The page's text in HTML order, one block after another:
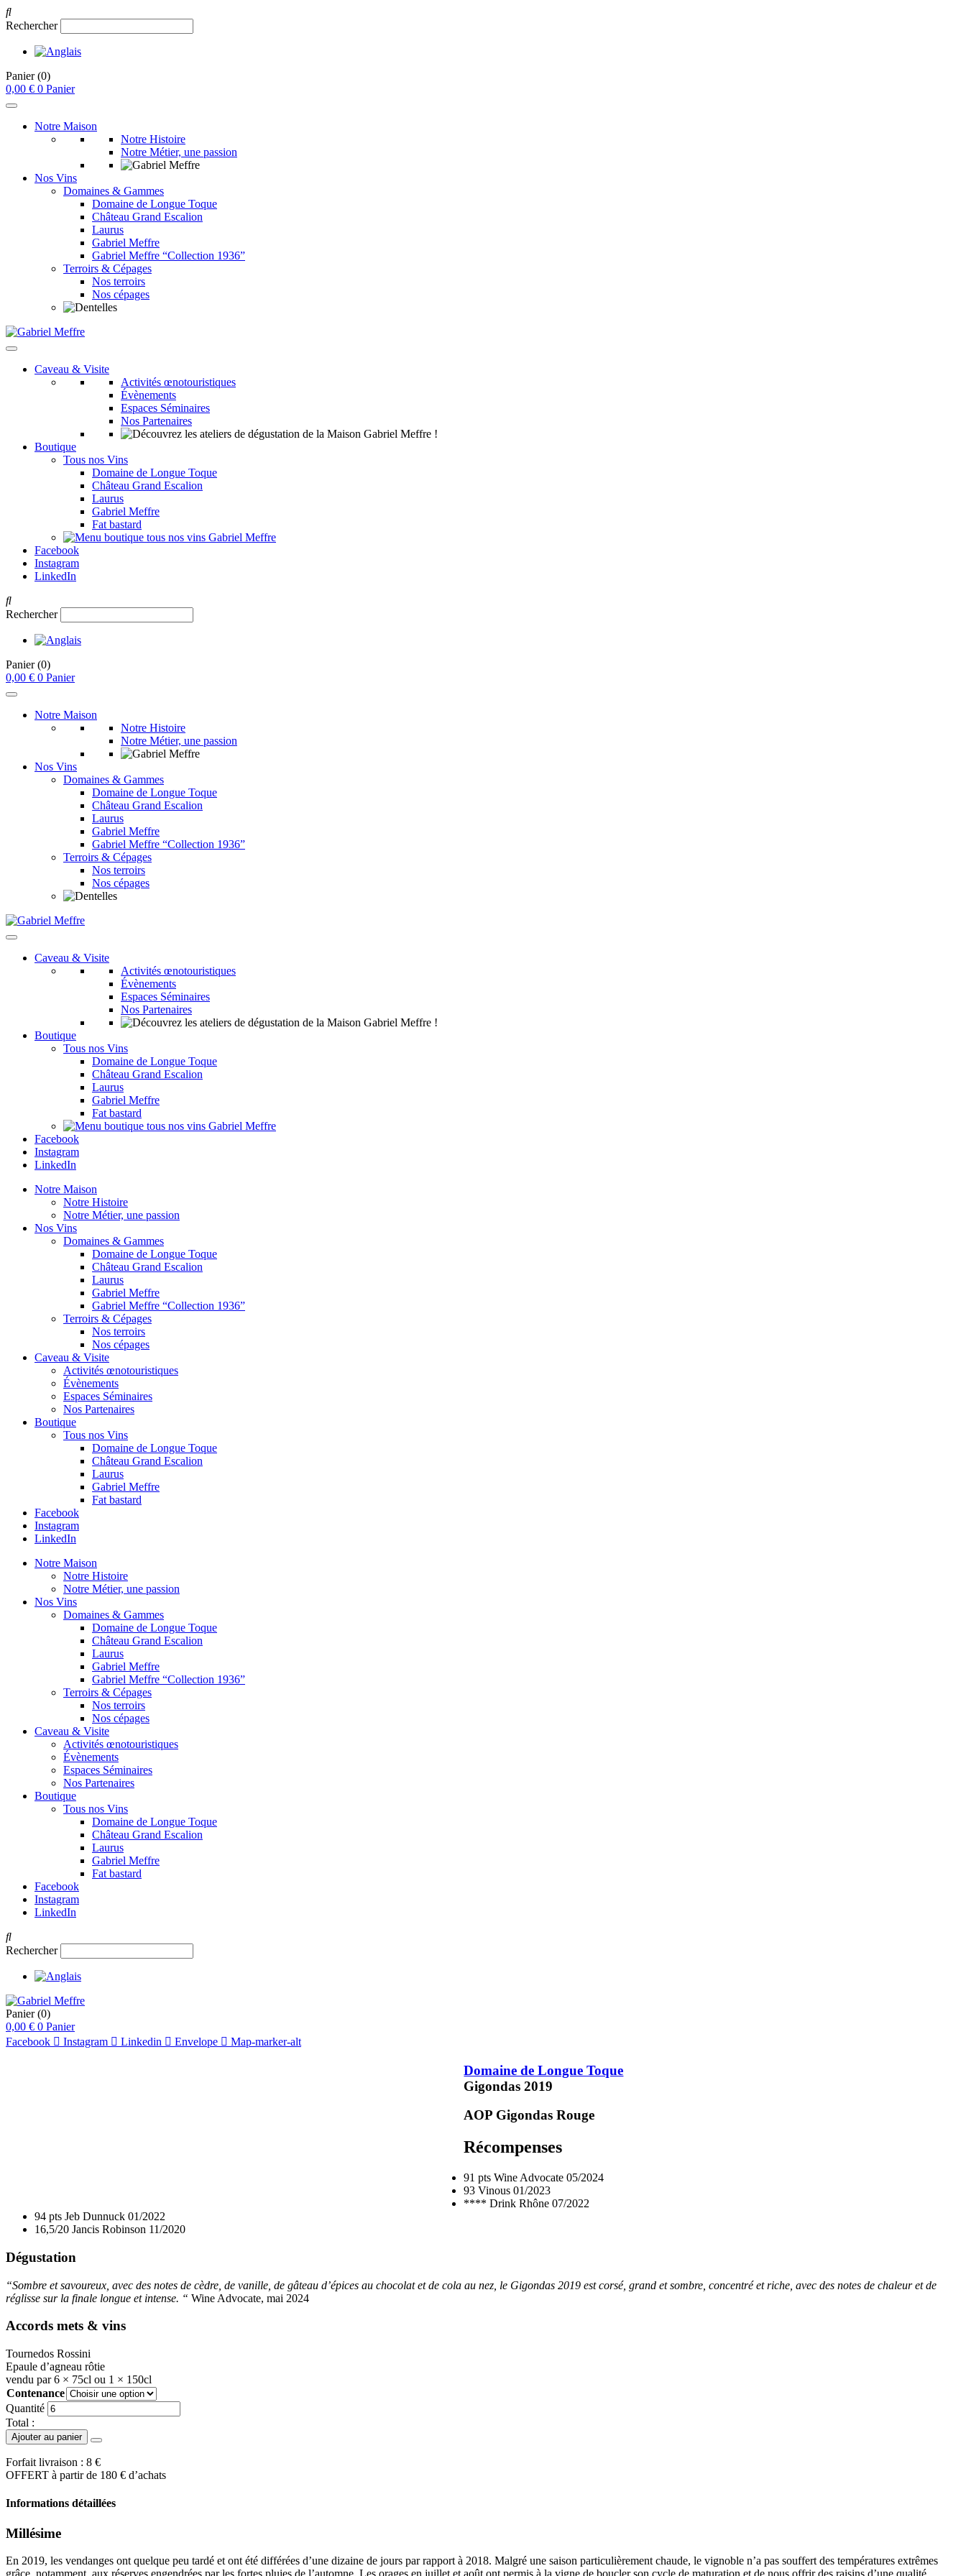
Rechercher
Panier (0)
0,00 € 0 Panier
Notre Maison
Notre Histoire
Notre Métier, une passion
Nos Vins
Domaines & Gammes
Domaine de Longue Toque
Château Grand Escalion
Laurus
Gabriel Meffre
Gabriel Meffre “Collection 1936”
Terroirs & Cépages
Nos terroirs
Nos cépages
Caveau & Visite
Activités œnotouristiques
Évènements
Espaces Séminaires
Nos Partenaires
Boutique
Tous nos Vins
Domaine de Longue Toque
Château Grand Escalion
Laurus
Gabriel Meffre
Fat bastard
Facebook
Instagram
LinkedIn
Rechercher
Panier (0)
0,00 € 0 Panier
Notre Maison
Notre Histoire
Notre Métier, une passion
Nos Vins
Domaines & Gammes
Domaine de Longue Toque
Château Grand Escalion
Laurus
Gabriel Meffre
Gabriel Meffre “Collection 1936”
Terroirs & Cépages
Nos terroirs
Nos cépages
Caveau & Visite
Activités œnotouristiques
Évènements
Espaces Séminaires
Nos Partenaires
Boutique
Tous nos Vins
Domaine de Longue Toque
Château Grand Escalion
Laurus
Gabriel Meffre
Fat bastard
Facebook
Instagram
LinkedIn
Notre Maison
Notre Histoire
Notre Métier, une passion
Nos Vins
Domaines & Gammes
Domaine de Longue Toque
Château Grand Escalion
Laurus
Gabriel Meffre
Gabriel Meffre “Collection 1936”
Terroirs & Cépages
Nos terroirs
Nos cépages
Caveau & Visite
Activités œnotouristiques
Évènements
Espaces Séminaires
Nos Partenaires
Boutique
Tous nos Vins
Domaine de Longue Toque
Château Grand Escalion
Laurus
Gabriel Meffre
Fat bastard
Facebook
Instagram
LinkedIn
Notre Maison
Notre Histoire
Notre Métier, une passion
Nos Vins
Domaines & Gammes
Domaine de Longue Toque
Château Grand Escalion
Laurus
Gabriel Meffre
Gabriel Meffre “Collection 1936”
Terroirs & Cépages
Nos terroirs
Nos cépages
Caveau & Visite
Activités œnotouristiques
Évènements
Espaces Séminaires
Nos Partenaires
Boutique
Tous nos Vins
Domaine de Longue Toque
Château Grand Escalion
Laurus
Gabriel Meffre
Fat bastard
Facebook
Instagram
LinkedIn
Rechercher
Panier (0)
0,00 € 0 Panier
Facebook
Instagram Linkedin Envelope Map-marker-alt
Domaine de Longue Toque
Gigondas2019
AOP GigondasRouge
Récompenses
91 pts Wine Advocate 05/2024
93 Vinous 01/2023
**** Drink Rhône 07/2022
94 pts Jeb Dunnuck 01/2022
16,5/20 Jancis Robinson 11/2020
Dégustation
“Sombre et savoureux, avec des notes de cèdre, de vanille, de gâteau d’épices au chocolat et de cola au nez, le Gigondas 2019 est corsé, grand et sombre, concentré et riche, avec des notes de chaleur et de
réglisse sur la finale longue et intense. “ Wine Advocate, mai 2024
Accords mets & vins
Tournedos Rossini
Epaule d’agneau rôtie
vendu par 6 × 75cl ou 1 × 150cl
Contenance
quantité
de
Gigondas
2019
Quantité
Total :
Ajouter au panier
Forfait livraison : 8 €
OFFERT à partir de 180 € d’achats
Informations détaillées
Millésime
En 2019, les vendanges ont quelque peu tardé et ont été différées d’une dizaine de jours par rapport à 2018. Malgré une saison particulièrement chaude, le vignoble n’a pas souffert des températures extrêmes